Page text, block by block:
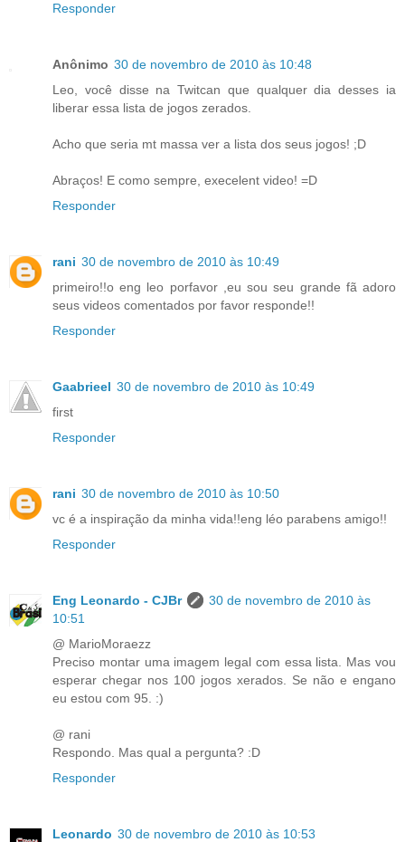
Responder
Anônimo 30 de novembro de 2010 às 10:48
Leo, você disse na Twitcan que qualquer dia desses ia
liberar essa lista de jogos zerados.
Acho que seria mt massa ver a lista dos seus jogos! ;D
Abraços! E como sempre, execelent video! =D
Responder
rani 30 de novembro de 2010 às 10:49
primeiro!!o eng leo porfavor ,eu sou seu grande fã adoro
seus videos comentados por favor responde!!
Responder
Gaabrieel 30 de novembro de 2010 às 10:49
first
Responder
rani 30 de novembro de 2010 às 10:50
vc é a inspiração da minha vida!!eng léo parabens amigo!!
Responder
Eng Leonardo - CJBr
30 de novembro de 2010 às
10:51
@ MarioMoraezz
Preciso montar uma imagem legal com essa lista. Mas vou
esperar chegar nos 100 jogos xerados. Se não e engano
eu estou com 95. :)
@ rani
Respondo. Mas qual a pergunta? :D
Responder
Leonardo 30 de novembro de 2010 às 10:53